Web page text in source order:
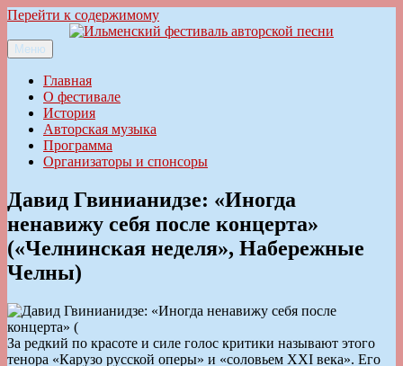
Перейти к содержимому
Ильменский фестиваль авторской песни
Меню
Главная
О фестивале
История
Авторская музыка
Программа
Организаторы и спонсоры
Давид Гвинианидзе: «Иногда
ненавижу себя после концерта»
(«Челнинская неделя», Набережные
Челны)
За редкий по красоте и силе голос критики называют этого
тенора «Карузо русской оперы» и «соловьем XXI века». Его